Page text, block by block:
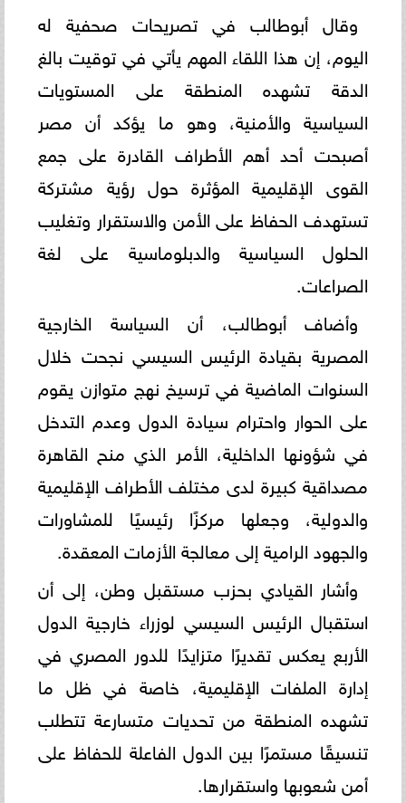
وقال أبوطالب في تصريحات صحفية له
اليوم، إن هذا اللقاء المهم يأتي في توقيت بالغ
الدقة تشهده المنطقة على المستويات
السياسية والأمنية، وهو ما يؤكد أن مصر
أصبحت أحد أهم الأطراف القادرة على جمع
القوى الإقليمية المؤثرة حول رؤية مشتركة
تستهدف الحفاظ على الأمن والاستقرار وتغليب
الحلول السياسية والدبلوماسية على لغة
الصراعات.
وأضاف أبوطالب، أن السياسة الخارجية
المصرية بقيادة الرئيس السيسي نجحت خلال
السنوات الماضية في ترسيخ نهج متوازن يقوم
على الحوار واحترام سيادة الدول وعدم التدخل
في شؤونها الداخلية، الأمر الذي منح القاهرة
مصداقية كبيرة لدى مختلف الأطراف الإقليمية
والدولية، وجعلها مركزًا رئيسيًا للمشاورات
والجهود الرامية إلى معالجة الأزمات المعقدة.
وأشار القيادي بحزب مستقبل وطن، إلى أن
استقبال الرئيس السيسي لوزراء خارجية الدول
الأربع يعكس تقديرًا متزايدًا للدور المصري في
إدارة الملفات الإقليمية، خاصة في ظل ما
تشهده المنطقة من تحديات متسارعة تتطلب
تنسيقًا مستمرًا بين الدول الفاعلة للحفاظ على
أمن شعوبها واستقرارها.